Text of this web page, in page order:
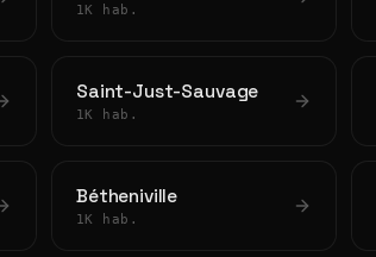
1K hab.
Saint-Just-Sauvage
1K hab.
Bétheniville
1K hab.